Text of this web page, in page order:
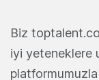
Biz
iyi yeteneklere